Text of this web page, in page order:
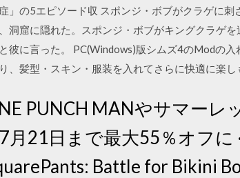
」の5エピソード収 スポンジ・ボブがクラゲに
洞窟に隠れた。スポンジ・ボブがキングクラゲ
彼に言った。 PC(Windows)版シムズ4のModの
、髪型・スキン・服装を入れてさらに快適に楽し
PUNCH MANやサマーレ
21日まで最大55％オフに
Battle for Bikini